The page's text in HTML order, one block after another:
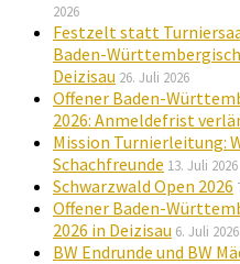
2026
Festzelt statt
Baden-
Deizisau 26. Juli 2026
Offener Baden-
2026: Anmeldefrist
Mission Turnierleitung:
Schachfreunde 13. Juli 2026
Schwarzwald Open 2026
Offener Baden-
2026 in Deizisau 6. Juli 2026
BW Endrunde und BW